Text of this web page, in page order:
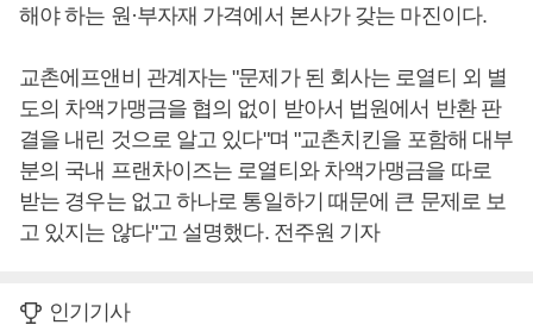
해야 하는 원·부자재 가격에서 본사가 갖는 마진이다.
교촌에프앤비 관계자는 "문제가 된 회사는 로열티 외 별
도의 차액가맹금을 협의 없이 받아서 법원에서 반환 판
결을 내린 것으로 알고 있다"며 "교촌치킨을 포함해 대부
분의 국내 프랜차이즈는 로열티와 차액가맹금을 따로
받는 경우는 없고 하나로 통일하기 때문에 큰 문제로 보
고 있지는 않다"고 설명했다. 전주원 기자
인기기사